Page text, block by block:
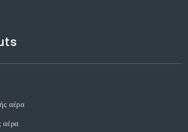
αέρα
αέρα